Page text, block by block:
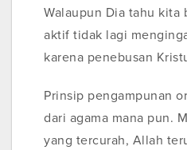
Walaupun Dia tahu kita
aktif tidak lagi
karena penebusan
Prinsip pengampunan
dari agama mana pun.
yang tercurah, Allah